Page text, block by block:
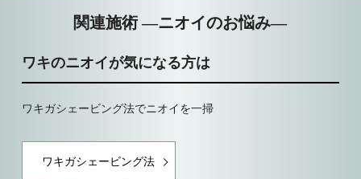
関連施術 ―ニオイのお悩み―
ワキのニオイが気になる方は
ワキガシェービング法でニオイを一掃
ワキガシェービング法